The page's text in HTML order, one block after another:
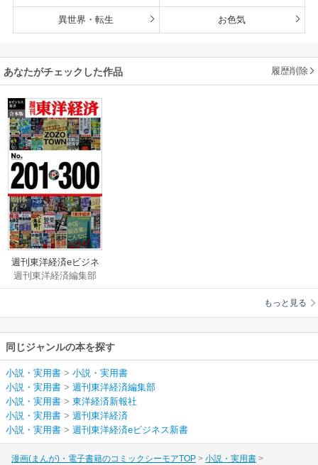
異世界・転生 お色気
あなたがチェックした作品 履歴削除
週刊東洋経済eビジネ
ス新書 合本版 201－
300
週刊東洋経済編集部
もっと見る
同じジャンルの本を探す
小説・実用書 > 小説・実用書
小説・実用書 > 週刊東洋経済編集部
小説・実用書 > 東洋経済新報社
小説・実用書 > 週刊東洋経済
小説・実用書 > 週刊東洋経済eビジネス新書
漫画(まんが)・電子書籍のコミックシーモアTOP
小説・実用書